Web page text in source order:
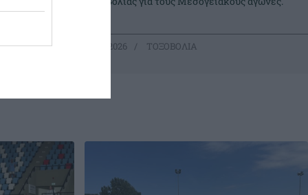
09.06.2026 ΤΟΞΟΒΟΛΙΑ